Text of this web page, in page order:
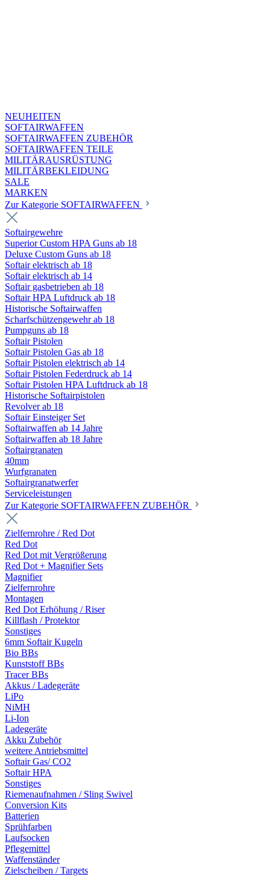
NEUHEITEN
SOFTAIRWAFFEN
SOFTAIRWAFFEN ZUBEHÖR
SOFTAIRWAFFEN TEILE
MILITÄRAUSRÜSTUNG
MILITÄRBEKLEIDUNG
SALE
MARKEN
Zur Kategorie SOFTAIRWAFFEN
Softairgewehre
Superior Custom HPA Guns ab 18
Deluxe Custom Guns ab 18
Softair elektrisch ab 18
Softair elektrisch ab 14
Softair gasbetrieben ab 18
Softair HPA Luftdruck ab 18
Historische Softairwaffen
Scharfschützengewehr ab 18
Pumpguns ab 18
Softair Pistolen
Softair Pistolen Gas ab 18
Softair Pistolen elektrisch ab 14
Softair Pistolen Federdruck ab 14
Softair Pistolen HPA Luftdruck ab 18
Historische Softairpistolen
Revolver ab 18
Softair Einsteiger Set
Softairwaffen ab 14 Jahre
Softairwaffen ab 18 Jahre
Softairgranaten
40mm
Wurfgranaten
Softairgranatwerfer
Serviceleistungen
Zur Kategorie SOFTAIRWAFFEN ZUBEHÖR
Zielfernrohre / Red Dot
Red Dot
Red Dot mit Vergrößerung
Red Dot + Magnifier Sets
Magnifier
Zielfernrohre
Montagen
Red Dot Erhöhung / Riser
Killflash / Protektor
Sonstiges
6mm Softair Kugeln
Bio BBs
Kunststoff BBs
Tracer BBs
Akkus / Ladegeräte
LiPo
NiMH
Li-Ion
Ladegeräte
Akku Zubehör
weitere Antriebsmittel
Softair Gas/ CO2
Softair HPA
Sonstiges
Riemenaufnahmen / Sling Swivel
Conversion Kits
Batterien
Sprühfarben
Laufsocken
Pflegemittel
Waffenständer
Zielscheiben / Targets